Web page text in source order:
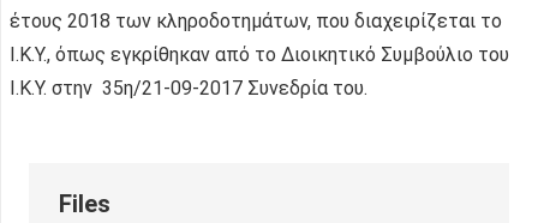
έτους 2018 των κληροδοτημάτων, που διαχειρίζεται το
Ι.Κ.Υ., όπως εγκρίθηκαν από το Διοικητικό Συμβούλιο του
Ι.Κ.Υ. στην 35η/21-09-2017 Συνεδρία του.